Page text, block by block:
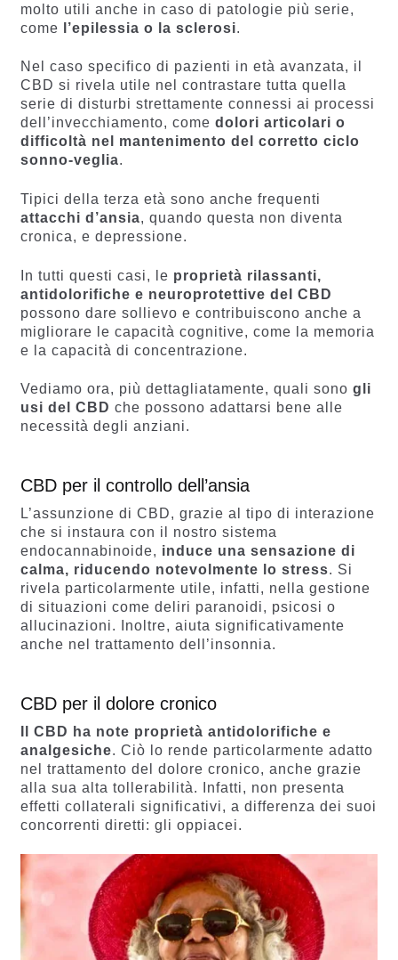
molto utili anche in caso di patologie più serie,
come
l’epilessia o la sclerosi.
Nel caso specifico di pazienti in età avanzata, il
CBD si rivela utile nel contrastare tutta quella
serie di disturbi strettamente connessi ai processi
dell’invecchiamento, come dolori articolari o
difficoltà nel mantenimento del corretto ciclo
sonno-veglia.
Tipici della terza età sono anche frequenti
attacchi d’ansia, quando questa non diventa
cronica, e depressione.
In tutti questi casi, le proprietà rilassanti,
antidolorifiche e neuroprotettive del CBD
possono dare sollievo e contribuiscono anche a
migliorare le capacità cognitive, come la memoria
e la capacità di concentrazione.
Vediamo ora, più dettagliatamente, quali sono gli
usi del CBD che possono adattarsi bene alle
necessità degli anziani.
CBD per il controllo dell’ansia
L’assunzione di CBD, grazie al tipo di interazione
che si instaura con il nostro sistema
endocannabinoide, induce una sensazione di
calma, riducendo notevolmente lo stress. Si
rivela particolarmente utile, infatti, nella gestione
di situazioni come deliri paranoidi, psicosi o
allucinazioni. Inoltre, aiuta significativamente
anche nel trattamento dell’insonnia.
CBD per il dolore cronico
Il CBD ha note proprietà antidolorifiche e
analgesiche. Ciò lo rende particolarmente adatto
nel trattamento del dolore cronico, anche grazie
alla sua alta tollerabilità. Infatti, non presenta
effetti collaterali significativi, a differenza dei suoi
concorrenti diretti: gli oppiacei.